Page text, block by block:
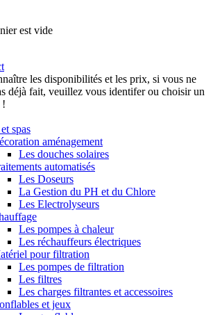
est vide
les disponibilités et les prix, si vous ne
déjà fait, veuillez vous identifer ou choisir un
!
spas
aménagement
Les douches solaires
automatisés
Les Doseurs
La Gestion du PH et du Chlore
Les Electrolyseurs
Les pompes à chaleur
Les réchauffeurs électriques
pour filtration
Les pompes de filtration
Les filtres
Les charges filtrantes et accessoires
et jeux